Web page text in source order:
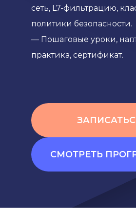
СМОТРЕТЬ
сеть, L7-фильтрацию,
политики безопасности.
— Пошаговые уроки,
практика, сертификат.